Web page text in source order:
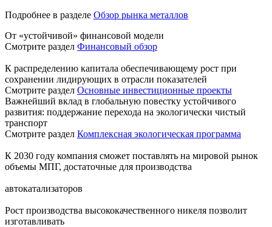
Подробнее в разделе Обзор рынка металлов
От «устойчивой» финансовой модели
Смотрите раздел Финансовый обзор
К распределению капитала обеспечивающему рост при
сохранении лидирующих в отрасли показателей
Смотрите раздел Основные инвестиционные проекты
Важнейший вклад в глобальную повестку устойчивого
развития: поддержание перехода на экологически чистый
транспорт
Смотрите раздел Комплексная экологическая программа
К 2030 году компания сможет поставлять на мировой рынок
объемы МПГ, достаточные для производства
автокатализаторов
Рост производства высококачественного никеля позволит
изготавливать